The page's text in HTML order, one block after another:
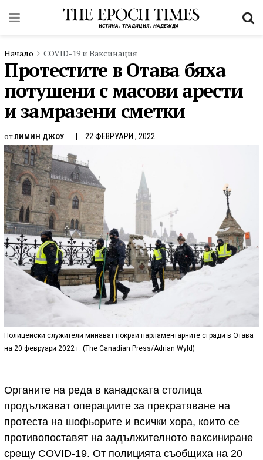
Начало COVID-19 и Ваксинация
Протестите в Отава бяха
потушени с масови арести
и замразени сметки
отЛИМИН ДЖОУ 22 ФЕВРУАРИ , 2022
Полицейски служители минават покрай парламентарните сгради в Отава
на 20 февруари 2022 г. (The Canadian Press/Adrian Wyld)
Органите на реда в канадската столица
продължават операциите за прекратяване на
протеста на шофьорите и всички хора, които се
противопоставят на задължителното ваксиниране
срещу COVID-19. От полицията съобщиха на 20